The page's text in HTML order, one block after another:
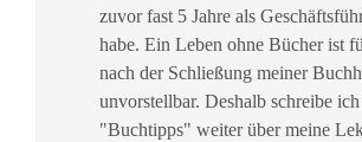
zuvor fast 5 Jahre als
habe. Ein Leben ohne Bücher ist
nach der Schließung meiner
unvorstellbar. Deshalb schreibe
"Buchtipps" weiter über meine